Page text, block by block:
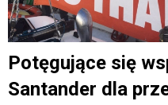
Potęgujące się
Santander dla